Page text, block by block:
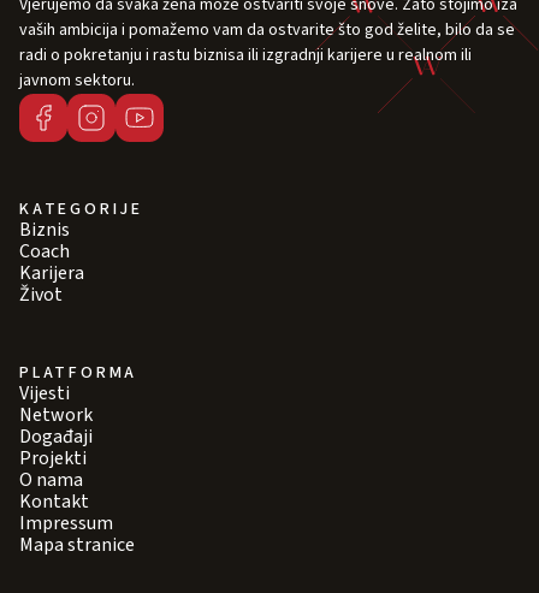
Vjerujemo da svaka žena može ostvariti svoje snove. Zato stojimo iza
vaših ambicija i pomažemo vam da ostvarite što god želite, bilo da se
radi o pokretanju i rastu biznisa ili izgradnji karijere u realnom ili
javnom sektoru.
KATEGORIJE
Biznis
Coach
Karijera
Život
PLATFORMA
Vijesti
Network
Događaji
Projekti
O nama
Kontakt
Impressum
Mapa stranice